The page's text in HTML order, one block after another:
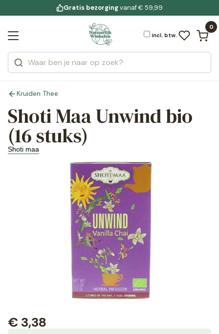
Jouw bewuste leefstijl
voor 19:00 uur besteld
Gratis bezorgingvanaf € 59,99
incl. btw.
0
Zoeken
Categorieën
Merken
Bekijk alle resultaten
Kruiden Thee
Shoti Maa Unwind bio
(16 stuks)
Shoti maa
€ 3,38